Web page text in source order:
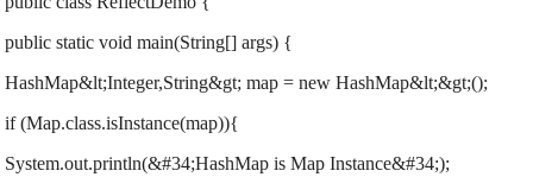
public static void main(String[] args) {
HashMap&lt;Integer,String&gt; map = new HashMap&lt;&gt;();
if (Map.class.isInstance(map)){
System.out.println(&#34;HashMap is Map Instance&#34;);